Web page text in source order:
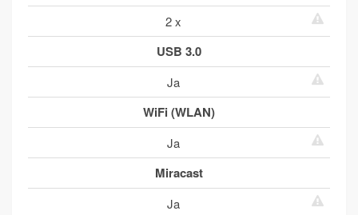
2 x
USB 3.0
Ja
WiFi (WLAN)
Ja
Miracast
Ja